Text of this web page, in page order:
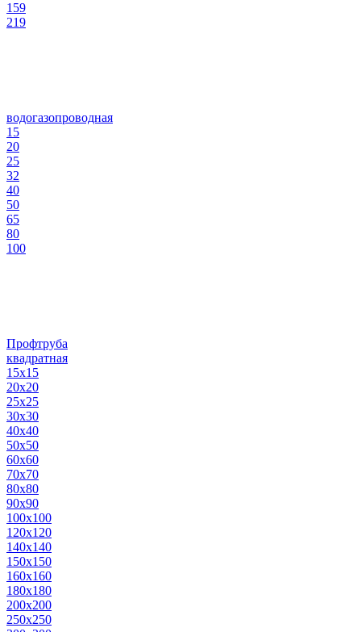
159
219
водогазопроводная
15
20
25
32
40
50
65
80
100
Профтруба
квадратная
15х15
20х20
25х25
30х30
40х40
50х50
60х60
70х70
80х80
90х90
100х100
120х120
140х140
150х150
160х160
180х180
200х200
250х250